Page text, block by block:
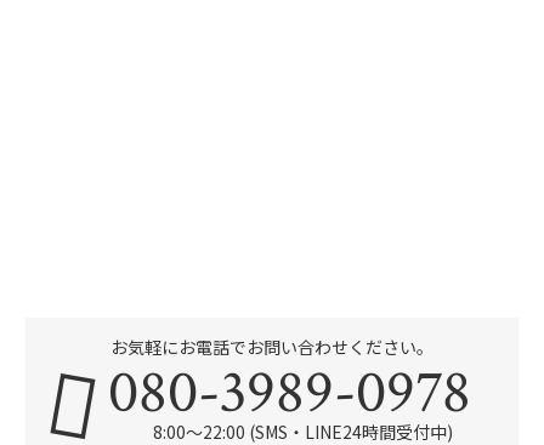
お気軽にお電話でお問い合わせください。
080-3989-0978
8:00～22:00 (SMS・LINE24時間受付中)